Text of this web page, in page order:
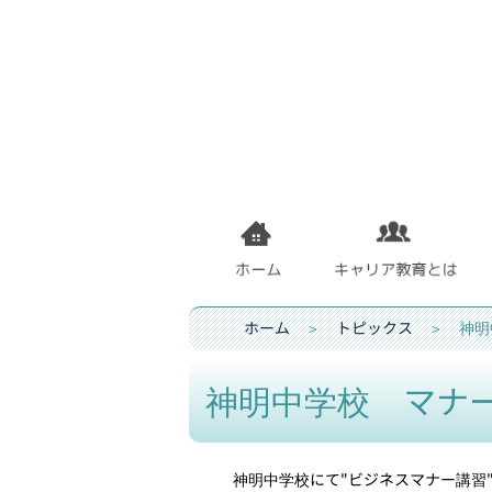
ホーム＞トピックス＞ 神明
神明中学校 マナ
神明中学校にて"ビジネスマナー講